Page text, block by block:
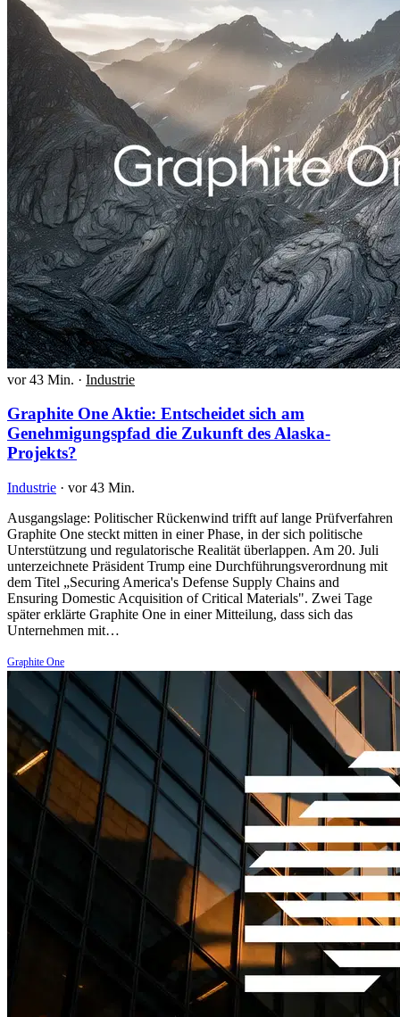
vor 43 Min. · Industrie
Graphite One Aktie: Entscheidet sich am
Genehmigungspfad die Zukunft des Alaska-
Projekts?
Industrie · vor 43 Min.
Ausgangslage: Politischer Rückenwind trifft auf lange Prüfverfahren
Graphite One steckt mitten in einer Phase, in der sich politische
Unterstützung und regulatorische Realität überlappen. Am 20. Juli
unterzeichnete Präsident Trump eine Durchführungsverordnung mit
dem Titel „Securing America's Defense Supply Chains and
Ensuring Domestic Acquisition of Critical Materials". Zwei Tage
später erklärte Graphite One in einer Mitteilung, dass sich das
Unternehmen mit…
Graphite One